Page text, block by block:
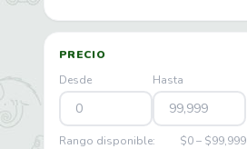
PRECIO
Desde
Hasta
Rango disponible: $0 – $99,999